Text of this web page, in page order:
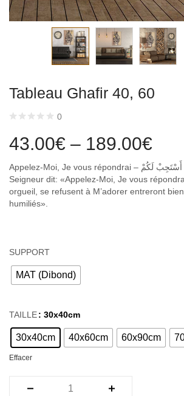
Tableau Ghafir 40, 60
0
43.00€ – 189.00€
Appelez-Moi, Je vous répondrai – ادْعُونِي أَسْتَجِبْ لَكُمْ Et votre
Seigneur dit: «Appelez-Moi, Je vous
orgueil, se refusent à M’adorer entreront
humiliés».
SUPPORT
MAT (Dibond)
TAILLE: 30x40cm
30x40cm 40x60cm 60x90cm
Effacer